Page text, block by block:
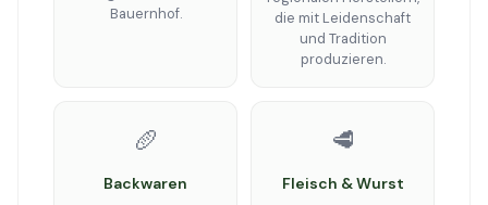
Bauernhof.
die mit Leidenschaft
und Tradition
produzieren.
🥖
Backwaren
🥩
Fleisch & Wurst